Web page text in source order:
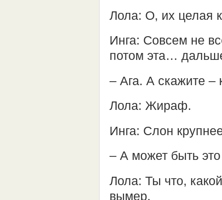
Лола: О, их целая
Инга: Совсем не
потом эта…
– Ага. А скажите –
Лола: Жираф.
Инга: Слон
– А может быть это
Лола: Ты что,
вымер.